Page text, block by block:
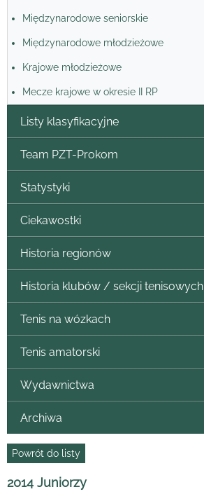
Międzynarodowe seniorskie
Międzynarodowe młodzieżowe
Krajowe młodzieżowe
Mecze krajowe w okresie II RP
Listy klasyfikacyjne
Team PZT-Prokom
Statystyki
Ciekawostki
Historia regionów
Historia klubów / sekcji tenisowych
Tenis na wózkach
Tenis amatorski
Wydawnictwa
Archiwa
Powrót do listy
2014 Juniorzy